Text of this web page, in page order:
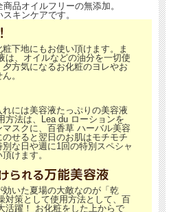
品オイルフリーの無添加。
キンケアです。
下地にもお使い頂けます。ま
は、オイルなどの油分を一切使
方気になるお化粧のヨレやお
。
には美容液たっぷりの美容液
方法は、Lea du ローションを
スクに、百香草 ハーバル美容
せると翌日のお肌はモチモチ
な日や週に1回の特別スペシャ
けます。
いた夏場の大敵なのが「乾
対策として使用方法として、百
活躍！ お化粧をした上からで